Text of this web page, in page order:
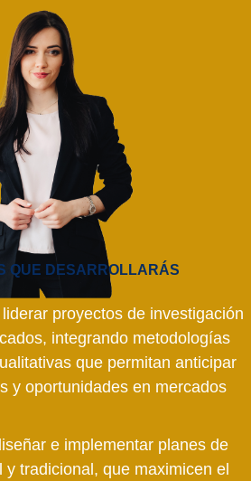
QUE DESARROLLARÁS
proyectos de investigación
integrando metodologías
que permitan anticipar
y oportunidades en mercados
e implementar planes de
y tradicional, que maximicen el